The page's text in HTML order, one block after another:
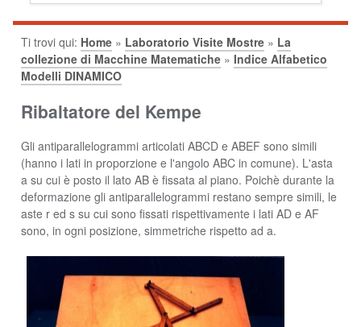
Ti trovi qui: Home » Laboratorio Visite Mostre » La
collezione di Macchine Matematiche » Indice Alfabetico
Modelli DINAMICO
Ribaltatore del Kempe
Gli antiparallelogrammi articolati ABCD e ABEF sono simili
(hanno i lati in proporzione e l'angolo ABC in comune). L'asta
a su cui è posto il lato AB è fissata al piano. Poichè durante la
deformazione gli antiparallelogrammi restano sempre simili, le
aste r ed s su cui sono fissati rispettivamente i lati AD e AF
sono, in ogni posizione, simmetriche rispetto ad a.